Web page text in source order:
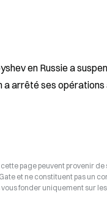
en Russie a
a arrêté ses
page peuvent provenir
et ne constituent pas un
fonder uniquement sur